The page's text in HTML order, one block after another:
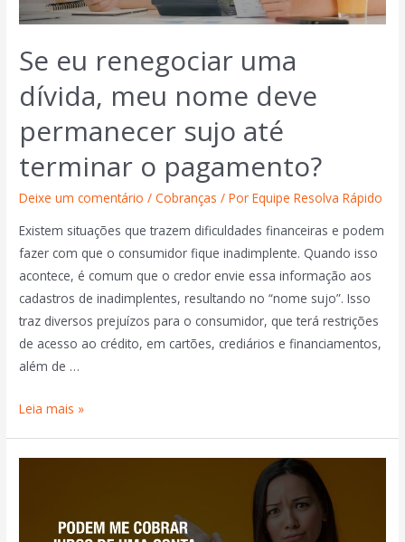
Se eu renegociar uma
dívida, meu nome deve
permanecer sujo até
terminar o pagamento?
Deixe um comentário /Cobranças / PorEquipe Resolva Rápido
Existem situações que trazem dificuldades financeiras e podem
fazer com que o consumidor fique inadimplente. Quando isso
acontece, é comum que o credor envie essa informação aos
cadastros de inadimplentes, resultando no “nome sujo”. Isso
traz diversos prejuízos para o consumidor, que terá restrições
de acesso ao crédito, em cartões, crediários e financiamentos,
além de …
Leia mais »